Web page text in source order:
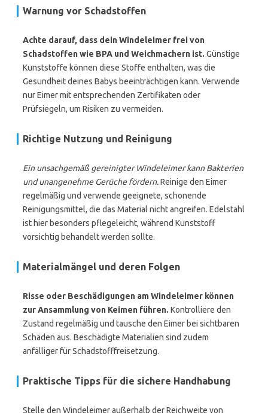
Warnung vor Schadstoffen
Achte darauf, dass dein Windeleimer frei von
Schadstoffen wie BPA und Weichmachern ist. Günstige
Kunststoffe können diese Stoffe enthalten, was die
Gesundheit deines Babys beeinträchtigen kann. Verwende
nur Eimer mit entsprechenden Zertifikaten oder
Prüfsiegeln, um Risiken zu vermeiden.
Richtige Nutzung und Reinigung
Ein unsachgemäß gereinigter Windeleimer kann Bakterien
und unangenehme Gerüche fördern.Reinige den Eimer
regelmäßig und verwende geeignete, schonende
Reinigungsmittel, die das Material nicht angreifen. Edelstahl
ist hier besonders pflegeleicht, während Kunststoff
vorsichtig behandelt werden sollte.
Materialmängel und deren Folgen
Risse oder Beschädigungen am Windeleimer können
zur Ansammlung von Keimen führen. Kontrolliere den
Zustand regelmäßig und tausche den Eimer bei sichtbaren
Schäden aus. Beschädigte Materialien sind zudem
anfälliger für Schadstofffreisetzung.
Praktische Tipps für die sichere Handhabung
Stelle den Windeleimer außerhalb der Reichweite von